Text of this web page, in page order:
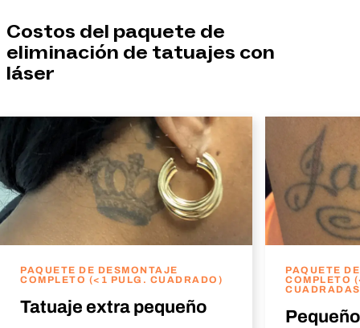
Costos del paquete de
eliminación de tatuajes con
láser
PAQUETE DE DESMONTAJE
COMPLETO (<1 PULG. CUADRADO)
Tatuaje extra pequeño
PAQUETE
COMPLETO